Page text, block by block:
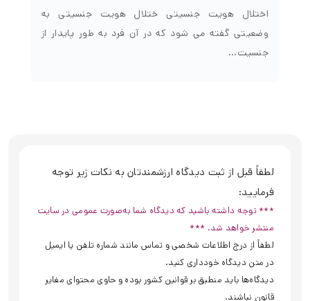
اختلال هویت جنسیتی ختلال هویت جنسیتی به
وضعیتی گفته می شود که در آن فرد به طور پایدار از
جنسیت…
لطفاً قبل از ثبت دیدگاه ارزشمندتان به نکات زیر توجه
فرمایید:
*** توجه داشته باشید که دیدگاه شما به‌صورت عمومی در سایت
منتشر خواهد شد. ***
لطفاً از درج اطلاعات شخصی و تماس مانند شماره تلفن یا ایمیل
در متن دیدگاه خودداری کنید.
دیدگاه‌ها باید منطبق بر قوانین کشور بوده و حاوی محتوای مغایر
قانون نباشند.